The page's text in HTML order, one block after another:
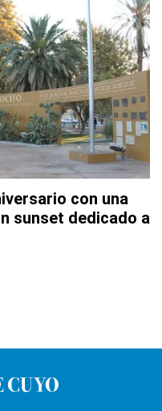
con una
sunset dedicado a